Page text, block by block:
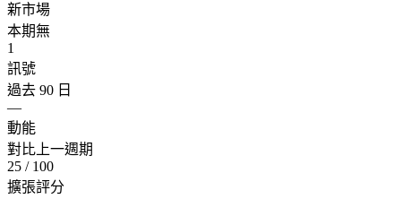
新市場
本期無
1
訊號
過去 90 日
—
動能
對比上一週期
25 / 100
擴張評分